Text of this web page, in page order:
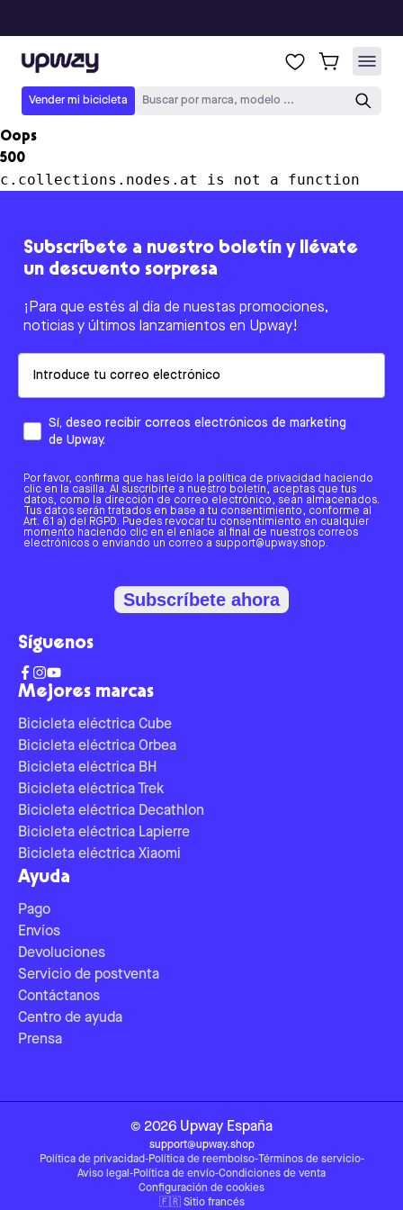
Upway
Vender mi bicicleta Buscar por marca, modelo ...
Oops
500
c.collections.nodes.at is not a function
Mejores marcas
Bicicleta eléctrica Cube
Bicicleta eléctrica Orbea
Bicicleta eléctrica BH
Bicicleta eléctrica Trek
Bicicleta eléctrica Decathlon
Bicicleta eléctrica Lapierre
Bicicleta eléctrica Xiaomi
Ayuda
Pago
Envíos
Devoluciones
Servicio de postventa
Contáctanos
Centro de ayuda
Prensa
Subscríbete a nuestro boletín y llévate
un descuento sorpresa
¡Para que estés al día de nuestas promociones,
noticias y últimos lanzamientos en Upway!
Sí, deseo recibir correos electrónicos de marketing
de Upway.
Por favor, confirma que has leído la política de privacidad haciendo
clic en la casilla. Al suscribirte a nuestro boletín, aceptas que tus
datos, como la dirección de correo electrónico, sean almacenados.
Tus datos serán tratados en base a tu consentimiento, conforme al
Art. 6.1 a) del RGPD. Puedes revocar tu consentimiento en cualquier
momento haciendo clic en el enlace al final de nuestros correos
electrónicos o enviando un correo a support@upway.shop.
Subscríbete ahora
Síguenos
© 2026 Upway España
support@upway.shop
Política de privacidad-Política de reembolso-Términos de servicio-
Aviso legal -Política de envío-Condiciones de venta
Configuración de cookies
🇫🇷 Sitio francés